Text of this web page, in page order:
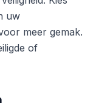
uw
meer gemak.
of